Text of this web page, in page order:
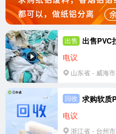
出售
电议
山东省 - 威海市
回收
电议
浙江省 - 台州市